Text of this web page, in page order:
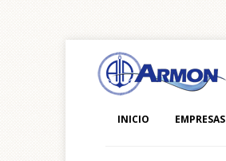
INICIO EMPRESAS